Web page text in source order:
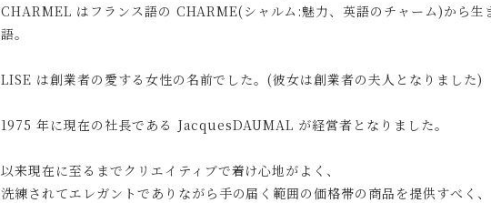
CHARMEL はフランス語の CHARME(シャルム:魅力、英語のチャーム)から生
語。
LISE は創業者の愛する女性の名前でした。(彼女は創業者の夫人となりました)
1975 年に現在の社長である JacquesDAUMAL が経営者となりました。
以来現在に至るまでクリエイティブで着け心地がよく、
洗練されてエレガントでありながら手の届く範囲の価格帯の商品を提供すべく、